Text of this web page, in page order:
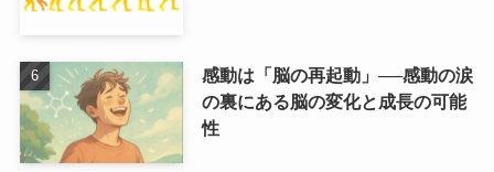
感動は「脳の再起動」──感動の涙
の裏にある脳の変化と成長の可能
性